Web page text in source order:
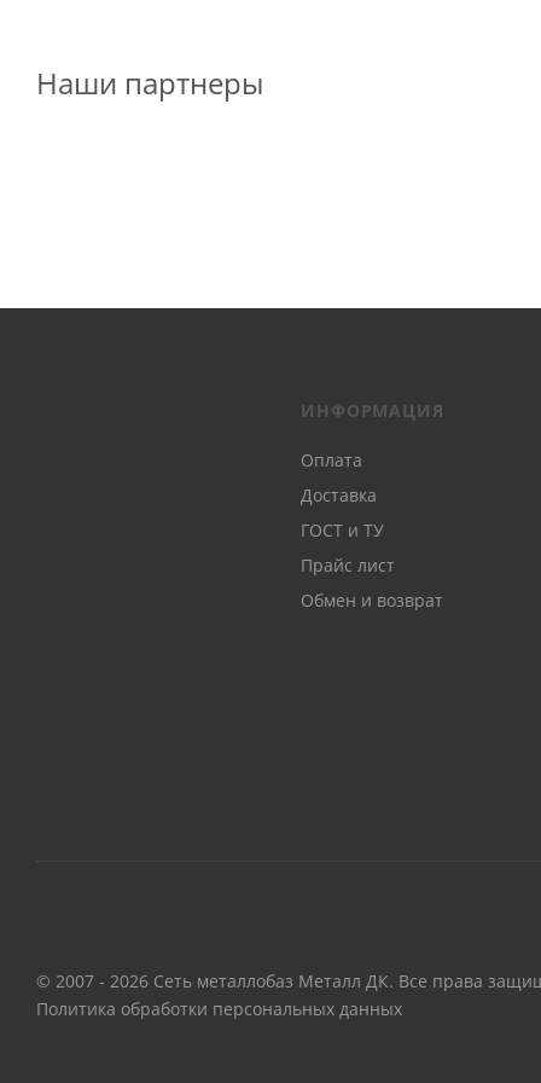
Наши партнеры
ИНФОРМАЦИЯ
Оплата
Доставка
ГОСТ и ТУ
Прайс лист
Обмен и возврат
© 2007 - 2026 Сеть металлобаз Металл ДК. Все права
Политика обработки персональных данных